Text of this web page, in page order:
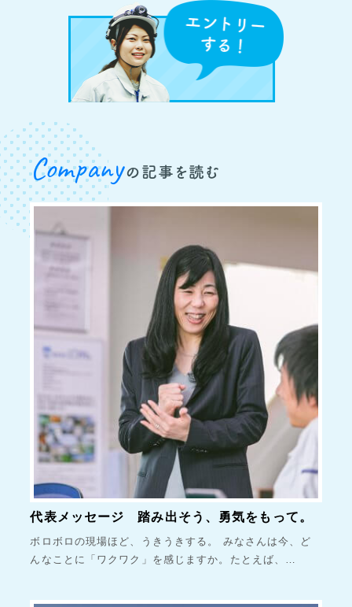
Company の記事を読む
代表メッセージ 踏み出そう、勇気をもって。
ボロボロの現場ほど、うきうきする。 みなさんは今、ど
んなことに「ワクワク」を感じますか。たとえば、…